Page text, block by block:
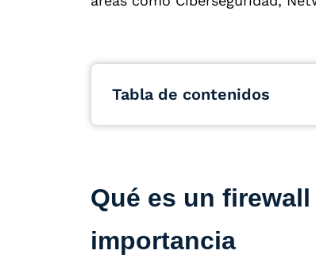
Tabla de contenidos
Qué es un
importancia